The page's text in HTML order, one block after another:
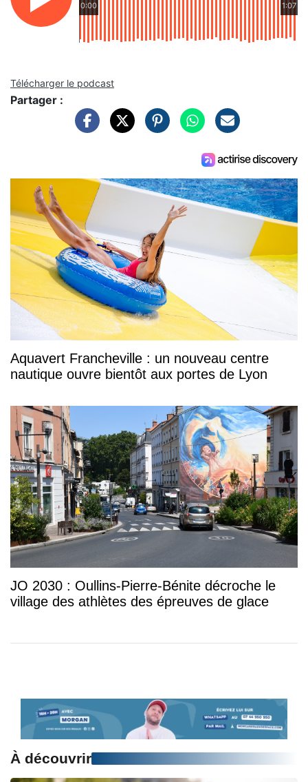
0:00 1:07
Télécharger le podcast
Partager :
Aquavert Francheville : un nouveau centre
nautique ouvre bientôt aux portes de Lyon
JO 2030 : Oullins-Pierre-Bénite décroche le
village des athlètes des épreuves de glace
À découvrir